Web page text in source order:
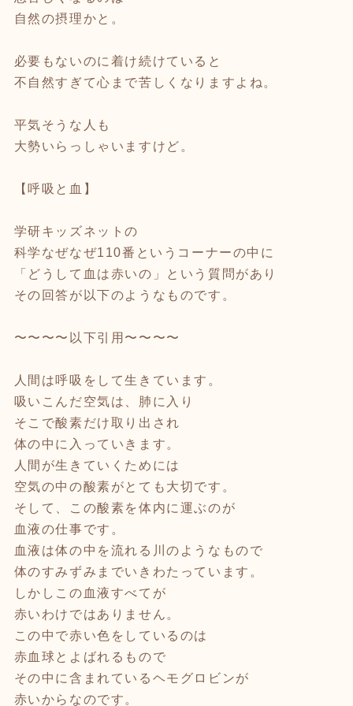
自然の摂理かと。
必要もないのに着け続けていると
不自然すぎて心まで苦しくなりますよね。
平気そうな人も
大勢いらっしゃいますけど。
【呼吸と血】
学研キッズネットの
科学なぜなぜ110番というコーナーの中に
「どうして血は赤いの」という質問があり
その回答が以下のようなものです。
〜〜〜〜以下引用〜〜〜〜
人間は呼吸をして生きています。
吸いこんだ空気は、肺に入り
そこで酸素だけ取り出され
体の中に入っていきます。
人間が生きていくためには
空気の中の酸素がとても大切です。
そして、この酸素を体内に運ぶのが
血液の仕事です。
血液は体の中を流れる川のようなもので
体のすみずみまでいきわたっています。
しかしこの血液すべてが
赤いわけではありません。
この中で赤い色をしているのは
赤血球とよばれるもので
その中に含まれているヘモグロビンが
赤いからなのです。